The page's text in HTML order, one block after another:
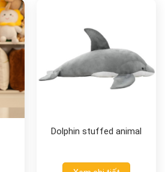
Dolphin stuffed animal